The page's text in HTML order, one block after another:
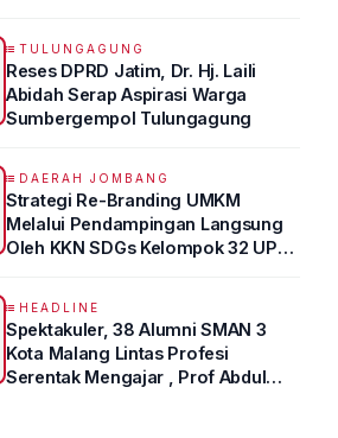
TULUNGAGUNG
Reses DPRD Jatim, Dr. Hj. Laili
Abidah Serap Aspirasi Warga
Sumbergempol Tulungagung
DAERAH JOMBANG
Strategi Re-Branding UMKM
Melalui Pendampingan Langsung
Oleh KKN SDGs Kelompok 32 UPN
HEADLINE
Spektakuler, 38 Alumni SMAN 3
Kota Malang Lintas Profesi
Serentak Mengajar , Prof Abdul